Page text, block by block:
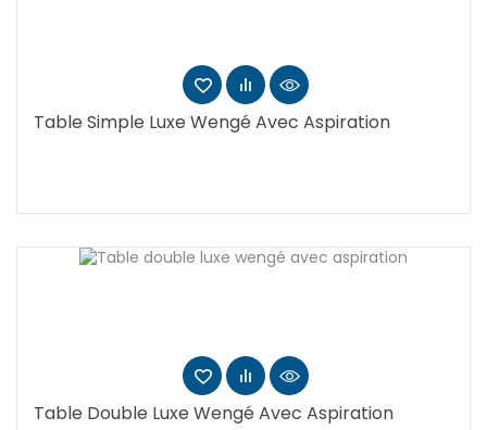
Table Simple Luxe Wengé Avec Aspiration
Table Double Luxe Wengé Avec Aspiration